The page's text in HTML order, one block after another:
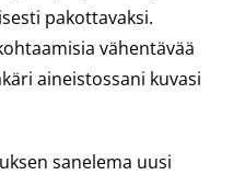
pakottavaksi.
vähentävää
aineistossani kuvasi
sanelema uusi